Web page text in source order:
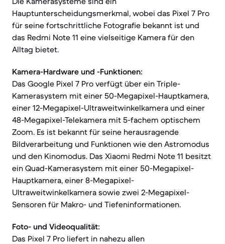
Hauptunterscheidungsmerkmal, wobei das Pixel 7 Pro
für seine fortschrittliche Fotografie bekannt ist und
das Redmi Note 11 eine vielseitige Kamera für den
Alltag bietet.
Kamera-Hardware und -Funktionen:
Das Google Pixel 7 Pro verfügt über ein Triple-
Kamerasystem mit einer 50-Megapixel-Hauptkamera,
einer 12-Megapixel-Ultraweitwinkelkamera und einer
48-Megapixel-Telekamera mit 5-fachem optischem
Zoom. Es ist bekannt für seine herausragende
Bildverarbeitung und Funktionen wie den Astromodus
und den Kinomodus. Das Xiaomi Redmi Note 11 besitzt
ein Quad-Kamerasystem mit einer 50-Megapixel-
Hauptkamera, einer 8-Megapixel-
Ultraweitwinkelkamera sowie zwei 2-Megapixel-
Sensoren für Makro- und Tiefeninformationen.
Foto- und Videoqualität:
Das Pixel 7 Pro liefert in nahezu allen